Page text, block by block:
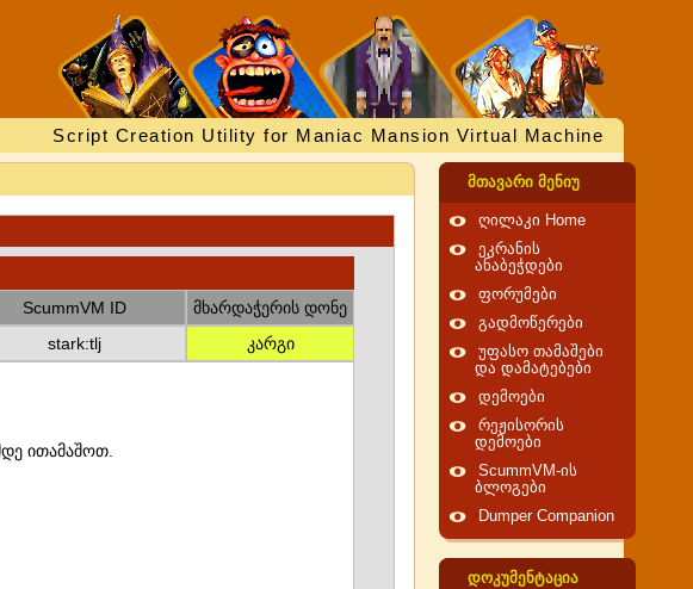
Script Creation Utility for Maniac Mansion Virtual Machine
ScummVM ID
მხარდაჭერის დონე
stark:tlj კარგი
ითამაშოთ.
მთავარი მენიუ
ღილაკი Home
ეკრანის
ანაბეჭდები
ფორუმები
გადმოწერები
უფასო თამაშები
და დამატებები
დემოები
რეჟისორის
დემოები
ScummVM-ის
ბლოგები
Dumper Companion
დოკუმენტაცია